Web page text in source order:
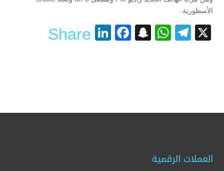
الأسطورية.
X
Telegram
WhatsApp
Snapchat
Facebook
LinkedIn
Share
العملات الرقمية